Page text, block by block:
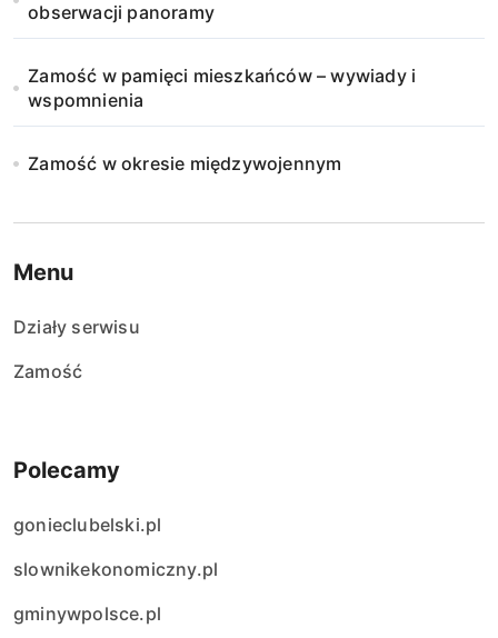
obserwacji panoramy
Zamość w pamięci mieszkańców – wywiady i
wspomnienia
Zamość w okresie międzywojennym
Menu
Działy serwisu
Zamość
Polecamy
gonieclubelski.pl
slownikekonomiczny.pl
gminywpolsce.pl